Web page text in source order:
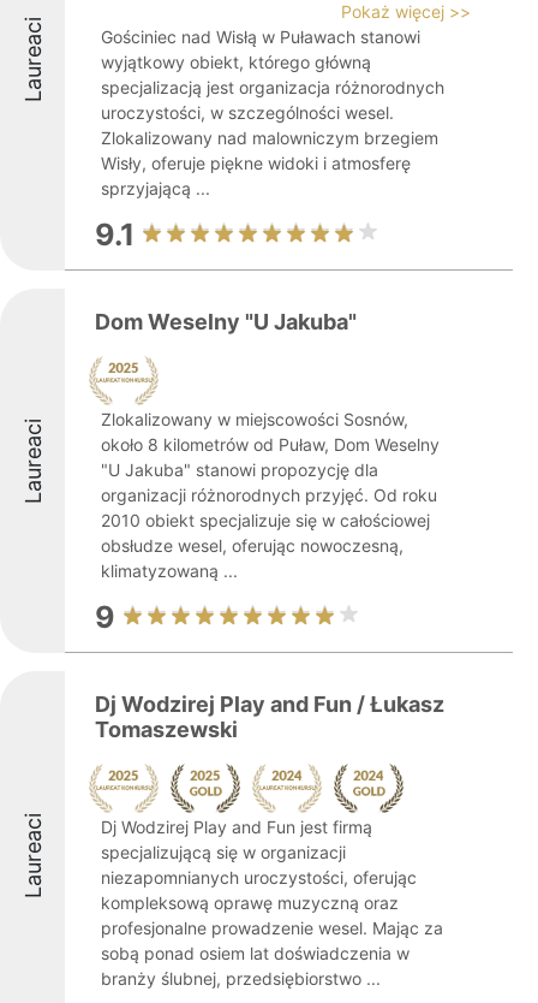
Laureaci
Pokaż więcej >>
Gościniec nad Wisłą w Puławach stanowi
wyjątkowy obiekt, którego główną
specjalizacją jest organizacja różnorodnych
uroczystości, w szczególności wesel.
Zlokalizowany nad malowniczym brzegiem
Wisły, oferuje piękne widoki i atmosferę
sprzyjającą ...
9.1
Laureaci
Dom Weselny "U Jakuba"
Zlokalizowany w miejscowości Sosnów,
około 8 kilometrów od Puław, Dom Weselny
"U Jakuba" stanowi propozycję dla
organizacji różnorodnych przyjęć. Od roku
2010 obiekt specjalizuje się w całościowej
obsłudze wesel, oferując nowoczesną,
klimatyzowaną ...
9
Laureaci
Dj Wodzirej Play and Fun / Łukasz
Tomaszewski
Dj Wodzirej Play and Fun jest firmą
specjalizującą się w organizacji
niezapomnianych uroczystości, oferując
kompleksową oprawę muzyczną oraz
profesjonalne prowadzenie wesel. Mając za
sobą ponad osiem lat doświadczenia w
branży ślubnej, przedsiębiorstwo ...